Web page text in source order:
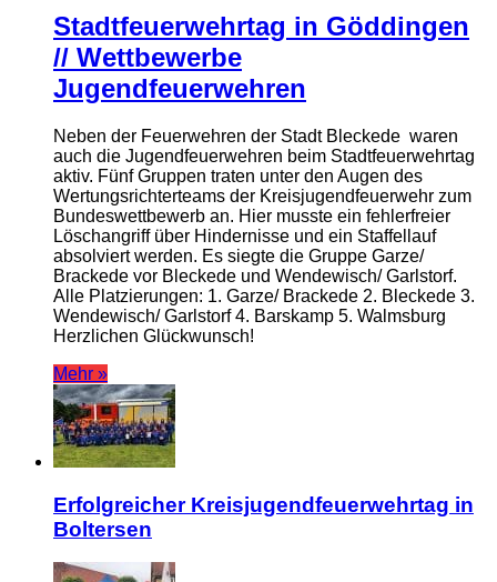
Stadtfeuerwehrtag in Göddingen
// Wettbewerbe
Jugendfeuerwehren
Neben der Feuerwehren der Stadt Bleckede waren
auch die Jugendfeuerwehren beim Stadtfeuerwehrtag
aktiv. Fünf Gruppen traten unter den Augen des
Wertungsrichterteams der Kreisjugendfeuerwehr zum
Bundeswettbewerb an. Hier musste ein fehlerfreier
Löschangriff über Hindernisse und ein Staffellauf
absolviert werden. Es siegte die Gruppe Garze/
Brackede vor Bleckede und Wendewisch/ Garlstorf.
Alle Platzierungen: 1. Garze/ Brackede 2. Bleckede 3.
Wendewisch/ Garlstorf 4. Barskamp 5. Walmsburg
Herzlichen Glückwunsch!
Mehr »
Erfolgreicher Kreisjugendfeuerwehrtag in
Boltersen